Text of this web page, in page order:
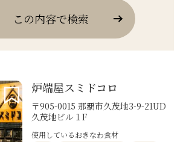
この内容で検索
炉端屋スミドコロ
〒905-0015 那覇市久茂地3-9-21UD
久茂地ビル１F
使用しているおきなわ食材